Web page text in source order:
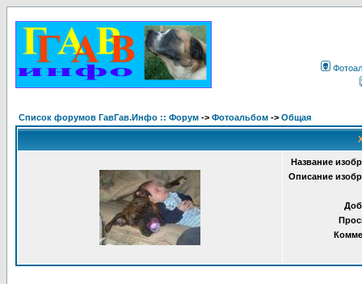
Список форумов ГавГав.Инфо :: Форум -> Фотоальбом -> Общая
Название
Описание